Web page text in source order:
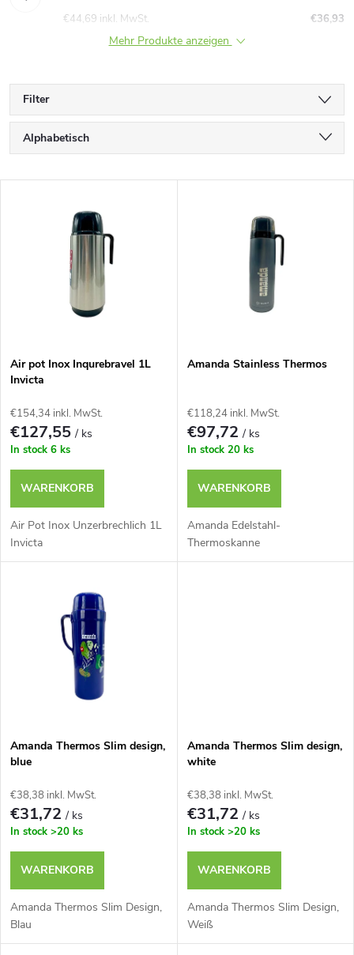
€36,93
€44,69 inkl. MwSt.
Mehr Produkte anzeigen
Filter
P
r
t
s
o
r
t
i
n
g
Alphabetisch
Meistverkauft
e
d
e
r
P
r
t
e
Air pot Inox Inqurebravel 1L
Invicta
€154,34 inkl. MwSt.
€127,55/ ks
In stock 6 ks
WARENKORB
Air Pot Inox Unzerbrechlich 1L
Invicta
Amanda Stainless Thermos
€118,24 inkl. MwSt.
€97,72/ ks
In stock 20 ks
WARENKORB
Amanda Edelstahl-
Thermoskanne
Amanda Thermos Slim design,
blue
€38,38 inkl. MwSt.
€31,72/ ks
In stock >20 ks
WARENKORB
Amanda Thermos Slim Design,
Blau
Amanda Thermos Slim design,
white
€38,38 inkl. MwSt.
€31,72/ ks
In stock >20 ks
WARENKORB
Amanda Thermos Slim Design,
Weiß